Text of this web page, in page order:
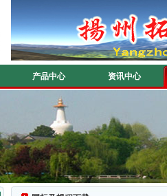
产品中心 资讯中心